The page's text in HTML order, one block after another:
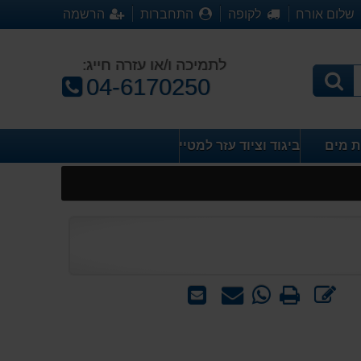
שלום אורח לקופה התחברות הרשמה
לתמיכה ו/או עזרה חייג:
טלפון:
04-6170250
מים ביגוד וציוד עזר למטייל
שלח
שאל WhatsApp
הדפס